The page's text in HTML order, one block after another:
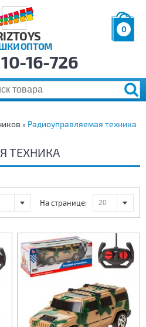
ОПТОМ
0
р.
10-16-726
» Радиоуправляемая техника
ТЕХНИКА
На странице: